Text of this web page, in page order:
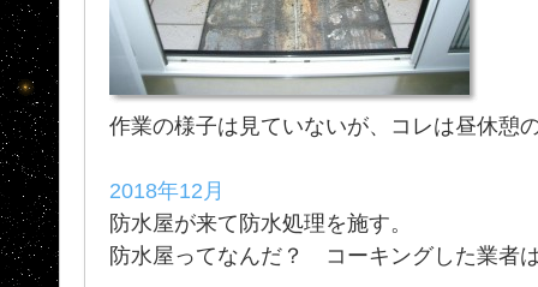
作業の様子は見ていないが、コレは昼休憩
2018年12月
防水屋が来て防水処理を施す。
防水屋ってなんだ？ コーキングした業者